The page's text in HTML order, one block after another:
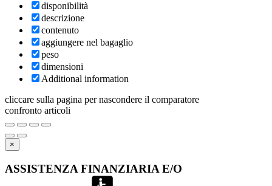
disponibilità
descrizione
contenuto
aggiungere nel bagaglio
peso
dimensioni
Additional information
cliccare sulla pagina per nascondere il comparatore
confronto articoli
×
ASSISTENZA FINANZIARIA E/O